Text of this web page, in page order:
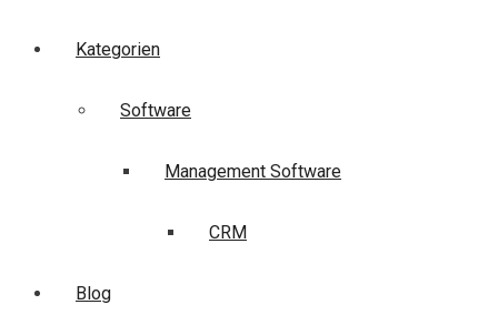
Kategorien
Software
Management Software
CRM
Blog